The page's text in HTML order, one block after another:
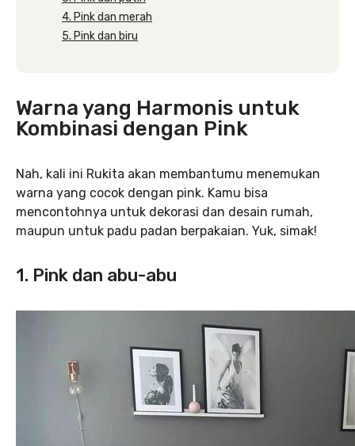
4. Pink dan merah
5. Pink dan biru
Warna yang Harmonis untuk
Kombinasi dengan Pink
Nah, kali ini Rukita akan membantumu menemukan
warna yang cocok dengan pink. Kamu bisa
mencontohnya untuk dekorasi dan desain rumah,
maupun untuk padu padan berpakaian. Yuk, simak!
1. Pink dan abu-abu